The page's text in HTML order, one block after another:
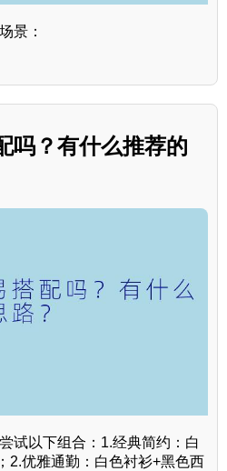
景：
吗？有什么推荐的
试以下组合：1.经典简约：白
2.优雅通勤：白色衬衫+黑色西